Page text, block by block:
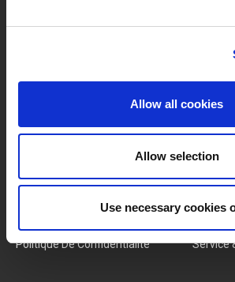
Allow all cookies
Allow selection
Use necessary cookies
Conditions Générales
Politique De Confidentialité
MY
Login
Service